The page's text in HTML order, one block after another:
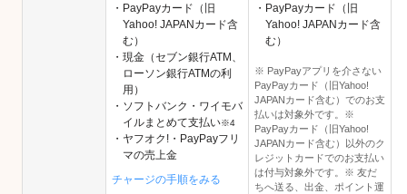
・PayPayカード（旧
Yahoo! JAPANカード含
む）
・現金（セブン銀行ATM、
ローソン銀行ATMの利
用）
・ソフトバンク・ワイモバ
イルまとめて支払い※4
・ヤフオク!・PayPayフリ
マの売上金
チャージの手順をみる
・PayPayカード（旧
Yahoo! JAPANカード含
む）
※ PayPayアプリを介さない
PayPayカード（旧Yahoo!
JAPANカード含む）でのお支
払いは対象外です。※
PayPayカード（旧Yahoo!
JAPANカード含む）以外のク
レジットカードでのお支払い
は付与対象外です。※ 友だ
ちへ送る、出金、ポイント運